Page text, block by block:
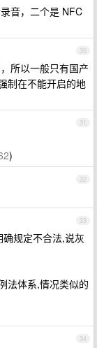
音，二个是 NFC
30
所以一般只有国产
制在不能开启的地
31
)
32
33
规定不合法,说灰
法体系,情况类似的
34